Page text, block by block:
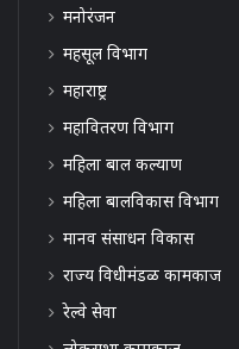
मनोरंजन
महसूल विभाग
महाराष्ट्र
महावितरण विभाग
महिला बाल कल्याण
महिला बालविकास विभाग
मानव संसाधन विकास
राज्य विधीमंडळ कामकाज
रेल्वे सेवा